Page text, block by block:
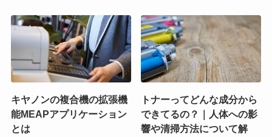
キヤノンの複合機の拡張機
能MEAPアプリケーション
とは
トナーってどんな成分から
できてるの？｜人体への影
響や清掃方法について解